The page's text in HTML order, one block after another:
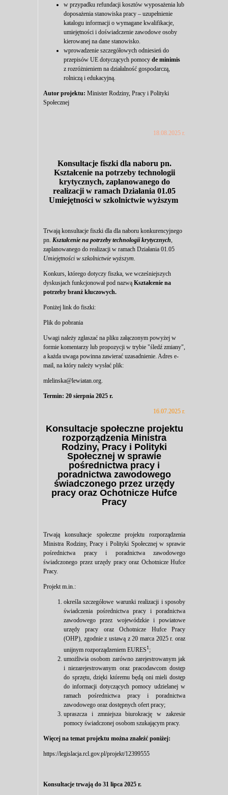
w przypadku refundacji kosztów wyposażenia lub
doposażenia stanowiska pracy – uzupełnienie
katalogu informacji o wymagane kwalifikacje,
umiejętności i doświadczenie zawodowe osoby
kierowanej na dane stanowisko.
wprowadzenie szczegółowych odniesień do
przepisów UE dotyczących pomocy de minimis
z rozróżnieniem na działalność gospodarczą,
rolniczą i edukacyjną.
Autor projektu: Minister Rodziny, Pracy i Polityki
Społecznej
18.08.2025 r.
Konsultacje fiszki dla naboru pn.
Kształcenie na potrzeby technologii
krytycznych, zaplanowanego do
realizacji w ramach Działania 01.05
Umiejętności w szkolnictwie wyższym
Trwają konsultacje fiszki dla dla naboru konkurencyjnego
pn. Kształcenie na potrzeby technologii krytycznych,
zaplanowanego do realizacji w ramach Działania 01.05
Umiejętności w szkolnictwie wyższym.
Konkurs, którego dotyczy fiszka, we wcześniejszych
dyskusjach funkcjonował pod nazwą Kształcenie na
potrzeby branż kluczowych.
Poniżej link do fiszki:
Plik do pobrania
Uwagi należy zgłaszać na pliku załączonym powyżej w
formie komentarzy lub propozycji w trybie "śledź zmiany",
a każda uwaga powinna zawierać uzasadnienie. Adres e-
mail, na który należy wysłać plik:
mlelinska@lewiatan.org.
Termin: 20 sierpnia 2025 r.
16.07.2025 r.
Konsultacje społeczne projektu
rozporządzenia Ministra
Rodziny, Pracy i Polityki
Społecznej w sprawie
pośrednictwa pracy i
poradnictwa zawodowego
świadczonego przez urzędy
pracy oraz Ochotnicze Hufce
Pracy
Trwają konsultacje społeczne projektu rozporządzenia
Ministra Rodziny, Pracy i Polityki Społecznej w sprawie
pośrednictwa pracy i poradnictwa zawodowego
świadczonego przez urzędy pracy oraz Ochotnicze Hufce
Pracy.
Projekt m.in.:
określa szczegółowe warunki realizacji i sposoby
świadczenia pośrednictwa pracy i poradnictwa
zawodowego przez wojewódzkie i powiatowe
urzędy pracy oraz Ochotnicze Hufce Pracy
(OHP), zgodnie z ustawą z 20 marca 2025 r. oraz
unijnym rozporządzeniem EURES1 ;
umożliwia osobom zarówno zarejestrowanym jak
i niezarejestrowanym oraz pracodawcom dostęp
do sprzętu, dzięki któremu będą oni mieli dostęp
do informacji dotyczących pomocy udzielanej w
ramach pośrednictwa pracy i poradnictwa
zawodowego oraz dostępnych ofert pracy;
upraszcza i zmniejsza biurokrację w zakresie
pomocy świadczonej osobom szukającym pracy.
Więcej na temat projektu można znaleźć poniżej:
https://legislacja.rcl.gov.pl/projekt/12399555
Konsultacje trwają do 31 lipca 2025 r.